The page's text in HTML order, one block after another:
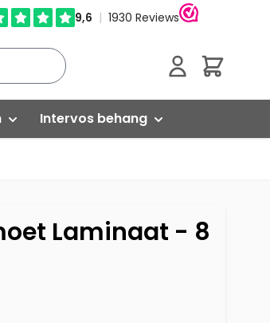
Cart
Intervos behang
Vliesbehang
Laminaat - 8